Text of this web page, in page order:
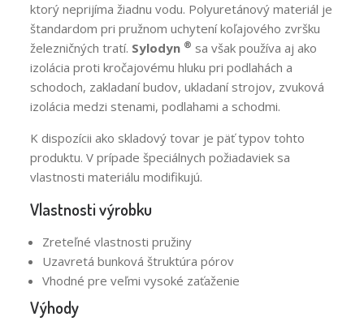
ktorý neprijíma žiadnu vodu. Polyuretánový materiál je
štandardom pri pružnom uchytení koľajového zvršku
železničných tratí. Sylodyn ® sa však používa aj ako
izolácia proti kročajovému hluku pri podlahách a
schodoch, zakladaní budov, ukladaní strojov, zvuková
izolácia medzi stenami, podlahami a schodmi.
K dispozícii ako skladový tovar je päť typov tohto
produktu. V prípade špeciálnych požiadaviek sa
vlastnosti materiálu modifikujú.
Vlastnosti výrobku
Zreteľné vlastnosti pružiny
Uzavretá bunková štruktúra pórov
Vhodné pre veľmi vysoké zaťaženie
Výhody